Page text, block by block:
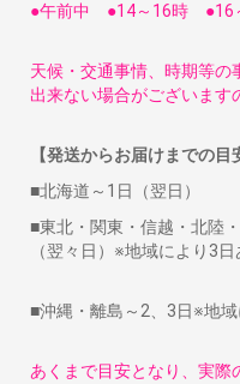
●午前中 ●14～16時 ●16
天候・交通事情、時期等の
出来ない場合がございます
【発送からお届けまでの目
■北海道～1日
■東北・関東・信越・北陸
（翌々日）※地域
■沖縄・離島～2、3日※地域
あくまで目安となり、実際